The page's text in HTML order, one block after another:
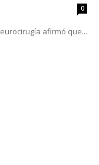
0
afirmó que...